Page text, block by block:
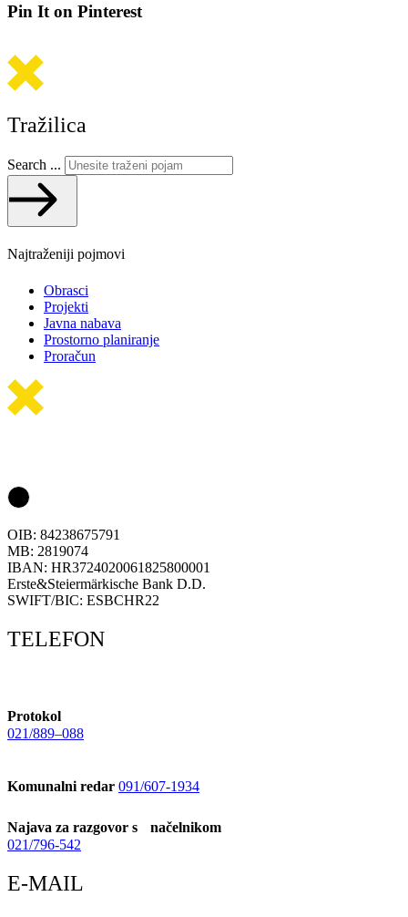
Pin It on Pinterest
Tražilica
Search ...
Najtraženiji pojmovi
Obrasci
Projekti
Javna nabava
Prostorno planiranje
Proračun
OIB: 84238675791
MB: 2819074
IBAN: HR3724020061825800001
Erste&Steiermärkische Bank D.D.
SWIFT/BIC: ESBCHR22
TELEFON
Protokol
021/889–088
Komunalni redar 091/607-1934
Najava za razgovor s načelnikom
021/796-542
E-MAIL